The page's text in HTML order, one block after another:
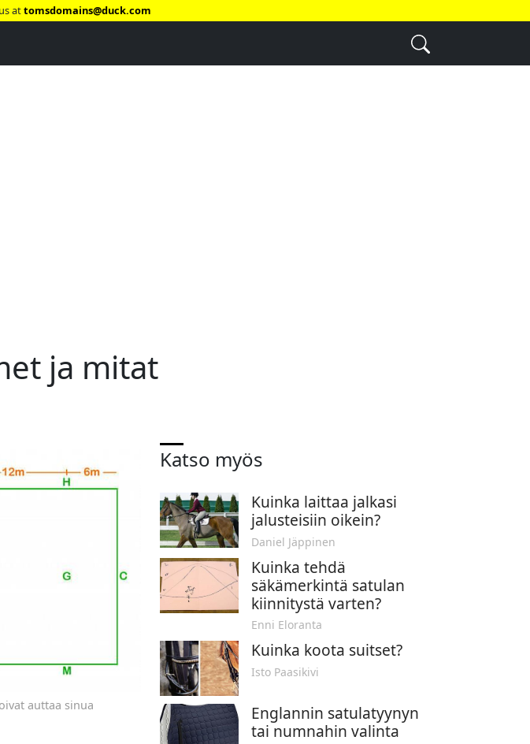
attomsdomains@duck.com
ja mitat
auttaa sinua
Katso myös
Kuinka laittaa jalkasi
jalusteisiin oikein?
Daniel Jäppinen
Kuinka tehdä
säkämerkintä satulan
kiinnitystä varten?
Enni Eloranta
Kuinka koota suitset?
Isto Paasikivi
Englannin satulatyynyn
tai numnahin valinta